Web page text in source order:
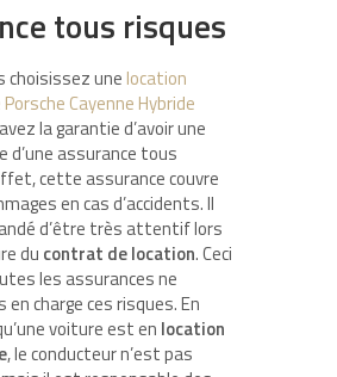
tous risques
choisissez une location
Cayenne Hybride
la garantie d’avoir une
d’une assurance tous
cette assurance couvre
en cas d’accidents. Il
d’être très attentif lors
du contrat de location. Ceci
les assurances ne
charge ces risques. En
voiture est en location
, le conducteur n’est pas